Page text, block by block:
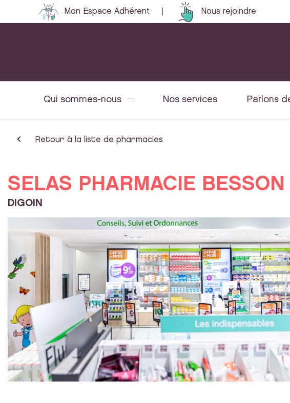
Mon Espace Adhérent Nous rejoindre
Qui sommes-nous Nos services Parlons
Retour à la liste de pharmacies
SELAS PHARMACIE BESSON
DIGOIN